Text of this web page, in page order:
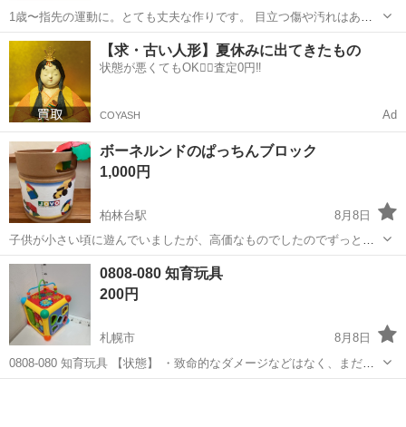
1歳〜指先の運動に。とても丈夫な作りです。 目立つ傷や汚れはあり
ません。 受け渡しはローソン北7条東店前でお願いします。 時間 平日
17時半以降、土日応相談
北海道 札幌市 東区役所前駅 おもちゃ
【求・古い人形】夏休みに出てきたもの
状態が悪くてもOK🙆‍♀️査定0円‼️
COYASH Ad
ボーネルンドのぱっちんブロック
1,000円
柏林台駅
8月8日
子供が小さい頃に遊んでいましたが、高価なものでしたのでずっと保
管しておりました。 保管用のフタがありません。
北海道 河東郡 柏林台駅 おもちゃ
0808-080 知育玩具
200円
札幌市
8月8日
0808-080 知育玩具 【状態】 ・致命的なダメージなどはなく、まだま
だ使える商品です ・詳細は現地でご確認ください ・お値引きは出来か